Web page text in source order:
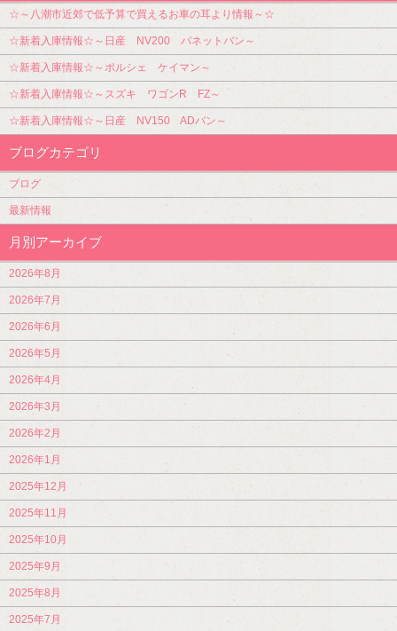
☆～八潮市近郊で低予算で買えるお車の耳より情報～☆
☆新着入庫情報☆～日産 NV200 バネットバン～
☆新着入庫情報☆～ポルシェ ケイマン～
☆新着入庫情報☆～スズキ ワゴンR FZ～
☆新着入庫情報☆～日産 NV150 ADバン～
ブログカテゴリ
ブログ
最新情報
月別アーカイブ
2026年8月
2026年7月
2026年6月
2026年5月
2026年4月
2026年3月
2026年2月
2026年1月
2025年12月
2025年11月
2025年10月
2025年9月
2025年8月
2025年7月